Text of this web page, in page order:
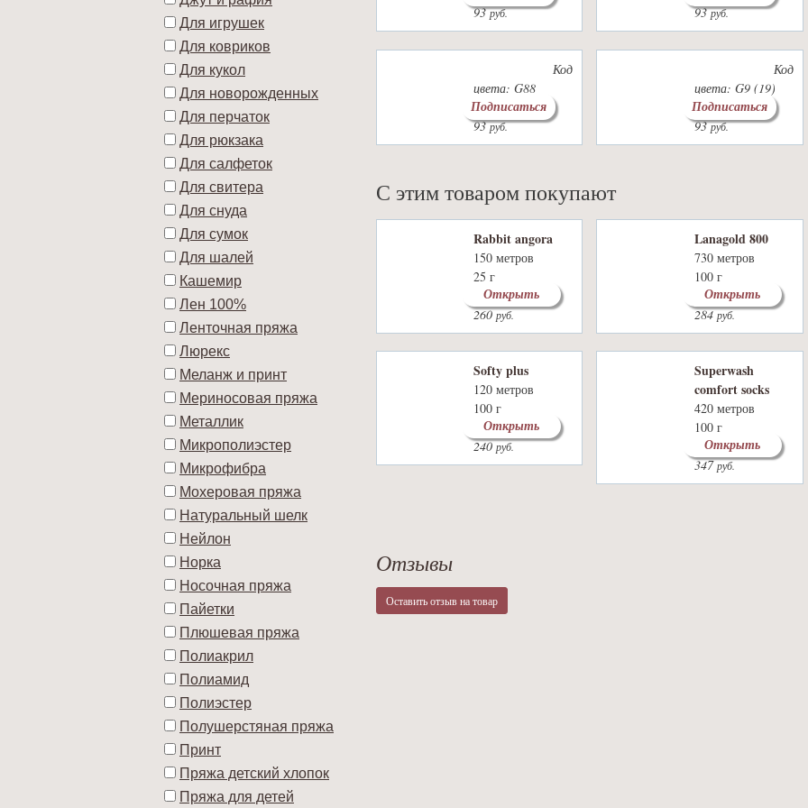
Для игрушек
Для ковриков
Для кукол
Для новорожденных
Для перчаток
Для рюкзака
Для салфеток
Для свитера
Для снуда
Для сумок
Для шалей
Кашемир
Лен 100%
Ленточная пряжа
Люрекс
Меланж и принт
Мериносовая пряжа
Металлик
Микрополиэстер
Микрофибра
Мохеровая пряжа
Натуральный шелк
Нейлон
Норка
Носочная пряжа
Пайетки
Плюшевая пряжа
Полиакрил
Полиамид
Полиэстер
Полушерстяная пряжа
Принт
Пряжа детский хлопок
Пряжа для детей
93руб.
93руб.
Код
цвета: G88
Цвет: василек
93руб.
Подписаться
Код
цвета: G9 (19)
Цвет: сирень
93руб.
Подписаться
С этим товаром покупают
Rabbit angora
150 метров
25 г
31 цвет
260руб.
Открыть
Lanagold 800
730 метров
100 г
42 цвета
284руб.
Открыть
Softy plus
120 метров
100 г
28 цветов
240руб.
Открыть
Superwash
comfort socks
420 метров
100 г
29 цветов
347руб.
Открыть
Отзывы
Оставить отзыв на товар